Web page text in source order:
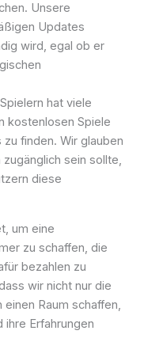
Unsere
Updates
wird, egal ob er
hat viele
kostenlosen Spiele
finden. Wir glauben
sein sollte,
diese
um eine
zu schaffen, die
bezahlen zu
wir nicht nur die
Raum schaffen,
ihre Erfahrungen